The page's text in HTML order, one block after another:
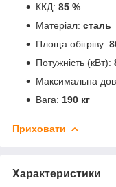
ККД: 85 %
Матеріал: сталь
Площа обігріву:
Потужність (кВт):
Максимальна
Вага: 190 кг
Приховати
Характеристики